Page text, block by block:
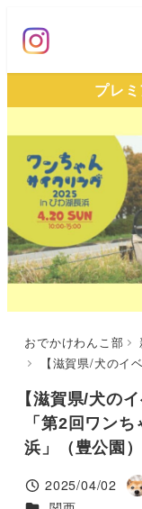
ン
へ
移
動
プレ
おでかけわんこ部
【滋賀県/犬のイベント】愛犬
【滋賀県/犬の
「第2回ワン
浜」（豊公園
投稿日
2025/04/02
著